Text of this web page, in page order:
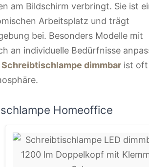
am Bildschirm verbringt. Sie ist
Arbeitsplatz und trägt
bei. Besonders Modelle mit
an individuelle Bedürfnisse
Schreibtischlampe dimmbar ist
Homeoffice